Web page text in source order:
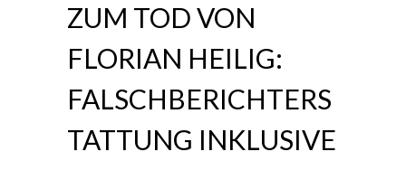
ZUM TOD VON
FLORIAN HEILIG:
FALSCHBERICHTERS
TATTUNG INKLUSIVE